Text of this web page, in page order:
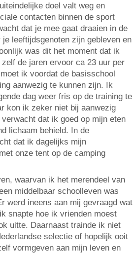
doel valt weg en
contacten binnen de sport
dat je mee gaat draaien in de
leeftijdsgenoten zijn gebleven en
was dit het moment dat ik
de jaren ervoor ca 23 uur per
ik voordat de basisschool
aanwezig te kunnen zijn. Ik
dag weer fris op de training te
kon ik zeker niet bij aanwezig
dat ik goed op mijn eten
lichaam behield. In de
dat ik dagelijks mijn
onze tent op de camping
waarvan ik het merendeel van
middelbaar schoolleven was
werd ineens aan mij gevraagd wat
snapte hoe ik vrienden moest
uitte. Daarnaast trainde ik niet
selectie of hopelijk ooit
vormgeven aan mijn leven en